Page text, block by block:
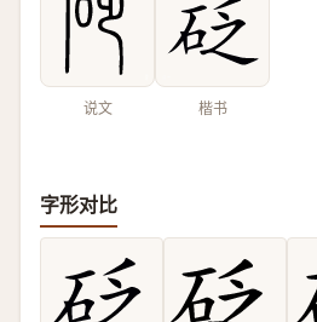
说文 楷书
字形对比